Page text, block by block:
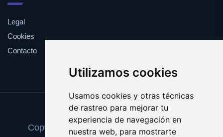
Utilizamos cookies
Usamos cookies y otras técnicas
de rastreo para mejorar tu
experiencia de navegación en
nuestra web, para mostrarte
Legal
Cookies
Contacto
Update cookies preferences
Copyright © 2025 formacioninformatica.es